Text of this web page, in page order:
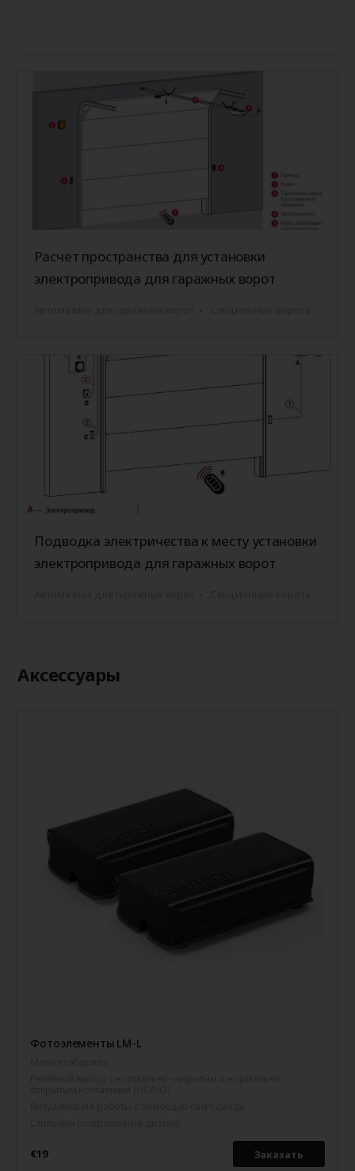
Расчет пространства для установки
электропривода для гаражных ворот
Подводка электричества к месту установки
электропривода для гаражных ворот
Аксессуары
Фотоэлементы LM-L
€19 Заказать